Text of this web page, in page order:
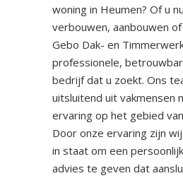
woning in Heumen? Of u
verbouwen, aanbouwen
Gebo Dak- en
professionele,
bedrijf dat u zoekt. Ons
uitsluitend uit vakmensen
ervaring op het gebied
Door onze ervaring zijn
in staat om een
advies te geven dat